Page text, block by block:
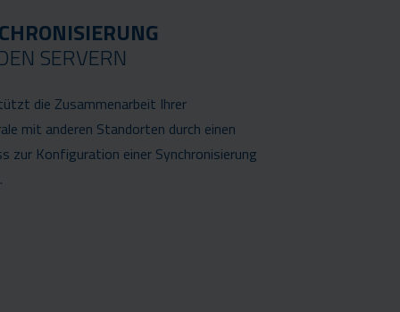
SERVERN
die Zusammenarbeit Ihrer
mit anderen Standorten durch einen
zur Konfiguration einer Synchronisierung